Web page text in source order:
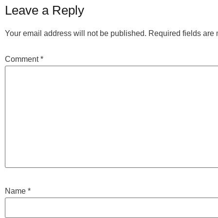
Leave a Reply
Your email address will not be published. Required fields are
Comment*
Name *